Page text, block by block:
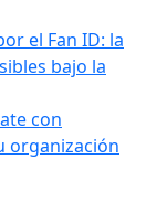
el Fan ID: la
bajo la
con
organización